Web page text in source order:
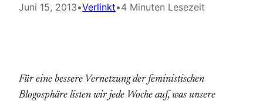
Juni 15, 2013•Verlinkt•4 Minuten Lesezeit
Für eine bessere Vernetzung der feministischen
Blogosphäre listen wir jede Woche auf, was unsere